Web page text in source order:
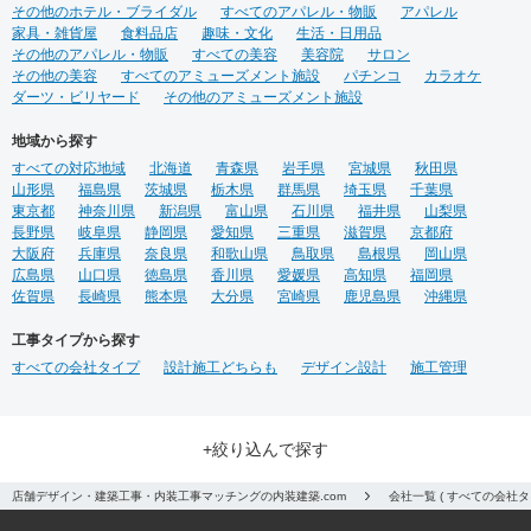
その他のホテル・ブライダル
すべてのアパレル・物販
アパレル
家具・雑貨屋
食料品店 趣味・文化
生活・日用品
その他のアパレル・物販
すべての美容 美容院
サロン
その他の美容
すべてのアミューズメント施設 パチンコ
カラオケ
ダーツ・ビリヤード
その他のアミューズメント施設
地域から探す
すべての対応地域
北海道 青森県 岩手県 宮城県
秋田県
山形県
福島県 茨城県 栃木県 群馬県 埼玉県
千葉県
東京都
神奈川県 新潟県 富山県 石川県 福井県
山梨県
長野県
岐阜県 静岡県 愛知県 三重県 滋賀県
京都府
大阪府
兵庫県 奈良県 和歌山県 鳥取県 島根県
岡山県
広島県
山口県 徳島県 香川県 愛媛県 高知県
福岡県
佐賀県
長崎県 熊本県 大分県 宮崎県 鹿児島県 沖縄県
工事タイプから探す
すべての会社タイプ
設計施工どちらも デザイン設計 施工管理
+絞り込んで探す
店舗デザイン・建築工事・内装工事マッチングの内装建築.com 会社一覧 ( すべての会社